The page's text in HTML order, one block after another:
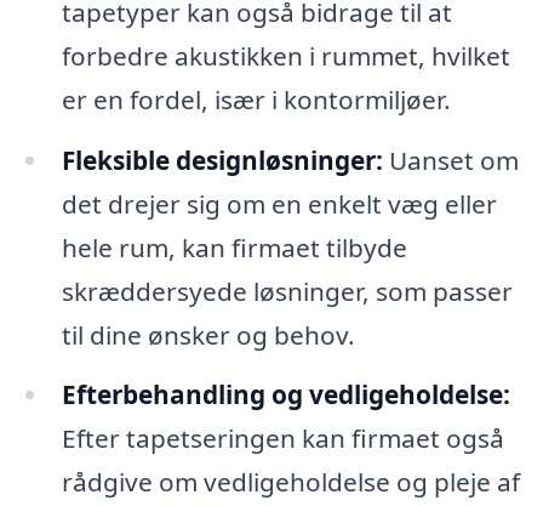
tapetyper kan også bidrage til at
forbedre akustikken i rummet, hvilket
er en fordel, især i kontormiljøer.
Fleksible designløsninger: Uanset om
det drejer sig om en enkelt væg eller
hele rum, kan firmaet tilbyde
skræddersyede løsninger, som passer
til dine ønsker og behov.
Efterbehandling og vedligeholdelse:
Efter tapetseringen kan firmaet også
rådgive om vedligeholdelse og pleje af